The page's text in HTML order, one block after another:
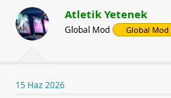
u
y
u
l
l
a
Atletik Yetenek
Global Mod Global Mod
15 Haz 2026